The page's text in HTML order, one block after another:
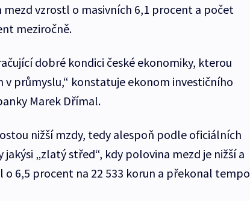
mezd vzrostl o masivních 6,1 procent a počet
meziročně.
dobré kondici české ekonomiky, kterou
v průmyslu,“ konstatuje ekonom investičního
Marek Dřímal.
nižší mzdy, tedy alespoň podle oficiálních
jakýsi „zlatý střed“, kdy polovina mezd je nižší a
o 6,5 procent na 22 533 korun a překonal tempo